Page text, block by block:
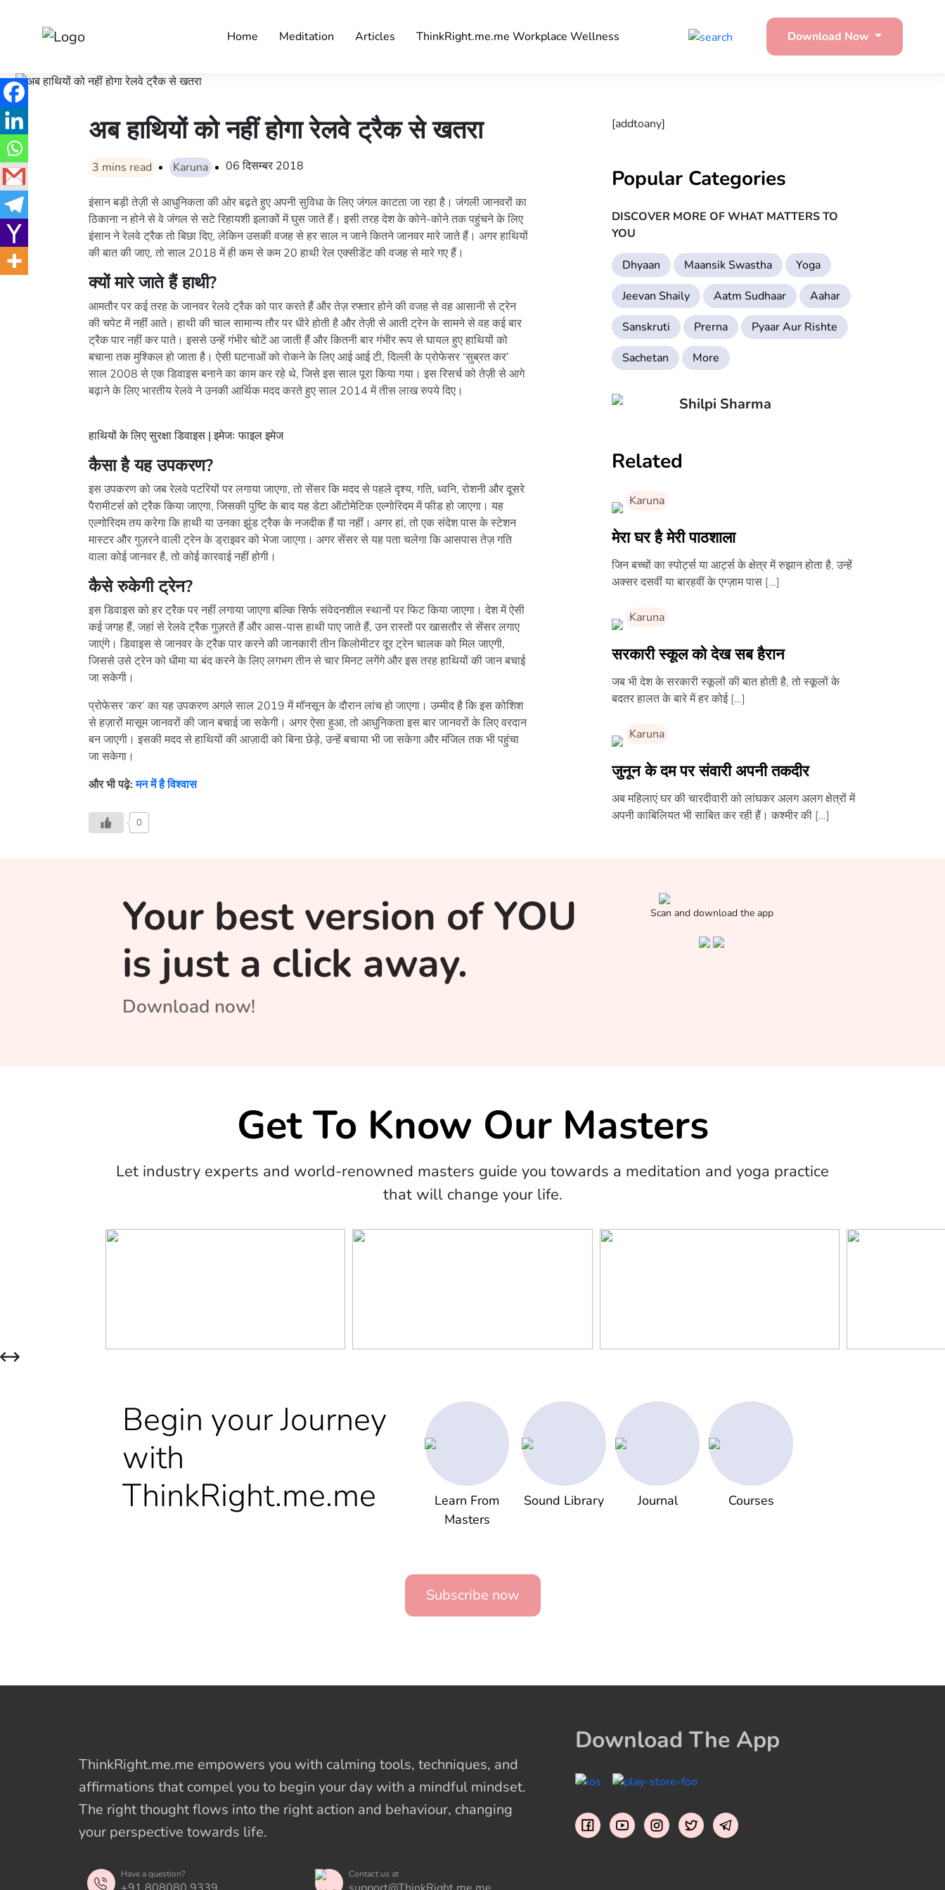
Home Meditation Articles ThinkRight.me.me Workplace Wellness Download Now
अब हाथियों को नहीं होगा रेलवे ट्रैक से खतरा
3 mins read Karuna 06 दिसम्बर 2018
इंसान बड़ी तेज़ी से आधुनिकता की ओर बढ़ते हुए अपनी सुविधा के लिए जंगल काटता जा रहा है। जंगली जानवरों का
ठिकाना न होने से वे जंगल से सटे रिहायशी इलाकों में घुस जाते हैं। इसी तरह देश के कोने-कोने तक पहुंचने के लिए
इंसान ने रेलवे ट्रैक तो बिछा दिए, लेकिन उसकी वजह से हर साल न जाने कितने जानवर मारे जाते हैं। अगर हाथियों
की बात की जाए, तो साल 2018 में ही कम से कम 20 हाथी रेल एक्सीडेंट की वजह से मारे गए हैं।
क्यों मारे जाते हैं हाथी?
आमतौर पर कई तरह के जानवर रेलवे ट्रैक को पार करते हैं और तेज़ रफ्तार होने की वजह से वह आसानी से ट्रेन
की चपेट में नहीं आते। हाथी की चाल सामान्य तौर पर धीरे होती है और तेज़ी से आती ट्रेन के सामने से वह कई बार
ट्रैक पार नहीं कर पाते। इससे उन्हें गंभीर चोटें आ जाती हैं और कितनी बार गंभीर रूप से घायल हुए हाथियों को
बचाना तक मुश्किल हो जाता है। ऐसी घटनाओं को रोकने के लिए आई आई टी, दिल्ली के प्रोफेसर ‘सुब्रत कर’
साल 2008 से एक डिवाइस बनाने का काम कर रहे थे, जिसे इस साल पूरा किया गया। इस रिसर्च को तेज़ी से आगे
बढ़ाने के लिए भारतीय रेलवे ने उनकी आर्थिक मदद करते हुए साल 2014 में तीस लाख रुपये दिए।
हाथियों के लिए सुरक्षा डिवाइस | इमेजः फाइल इमेज
कैसा है यह उपकरण?
इस उपकरण को जब रेलवे पटरियों पर लगाया जाएगा, तो सेंसर कि मदद से पहले दृश्य, गति, ध्वनि, रोशनी और दूसरे
पैरामीटर्स को ट्रैक किया जाएगा, जिसकी पुष्टि के बाद यह डेटा ऑटोमेटिक एल्गोरिदम में फीड हो जाएगा। यह
एल्गोरिदम तय करेगा कि हाथी या उनका झुंड ट्रैक के नजदीक हैं या नहीं। अगर हां, तो एक संदेश पास के स्टेशन
मास्टर और गुज़रने वाली ट्रेन के ड्राइवर को भेजा जाएगा। अगर सेंसर से यह पता चलेगा कि आसपास तेज़ गति
वाला कोई जानवर है, तो कोई कारवाई नहीं होगी।
कैसे रुकेगी ट्रेन?
इस डिवाइस को हर ट्रैक पर नहीं लगाया जाएगा बल्कि सिर्फ संवेदनशील स्थानों पर फिट किया जाएगा। देश में ऐसी
कई जगह हैं, जहां से रेलवे ट्रैक गुज़रते हैं और आस-पास हाथी पाए जाते हैं, उन रास्तों पर खासतौर से सेंसर लगाए
जाएंगे। डिवाइस से जानवर के ट्रैक पार करने की जानकारी तीन किलोमीटर दूर ट्रेन चालक को मिल जाएगी,
जिससे उसे ट्रेन को धीमा या बंद करने के लिए लगभग तीन से चार मिनट लगेंगे और इस तरह हाथियों की जान बचाई
जा सकेगी।
प्रोफेसर ‘कर’ का यह उपकरण अगले साल 2019 में मॉनसून के दौरान लांच हो जाएगा। उम्मीद है कि इस कोशिश
से हज़ारों मासूम जानवरों की जान बचाई जा सकेगी। अगर ऐसा हुआ, तो आधुनिकता इस बार जानवरों के लिए वरदान
बन जाएगी। इसकी मदद से हाथियों की आज़ादी को बिना छेड़े, उन्हें बचाया भी जा सकेगा और मंजिल तक भी पहुंचा
जा सकेगा।
और भी पढ़े:मन में है विश्वास
0
[addtoany]
Popular Categories
DISCOVER MORE OF WHAT MATTERS TO
YOU
Dhyaan Maansik Swastha
Yoga
Jeevan Shaily
Aatm Sudhaar
Aahar
Sanskruti
Prerna
Pyaar Aur Rishte
Sachetan
More
Shilpi Sharma
Related
Karuna
मेरा घर है मेरी पाठशाला
जिन बच्चों का स्पोर्ट्स या आर्ट्स के क्षेत्र में रुझान होता है, उन्हें
अक्सर दसवीं या बारहवीं के एग्ज़ाम पास […]
Karuna
सरकारी स्कूल को देख सब हैरान
जब भी देश के सरकारी स्कूलों की बात होती है, तो स्कूलों के
बदतर हालत के बारे में हर कोई […]
Karuna
जुनून के दम पर संवारी अपनी तकदीर
अब महिलाएं घर की चारदीवारी को लांघकर अलग अलग क्षेत्रों में
अपनी काबिलियत भी साबित कर रही हैं। कश्मीर की […]
Your best version of YOU
is just a click away.
Download now!
Scan and download the app
Get To Know Our Masters
Let industry experts and world-renowned masters guide you towards a meditation and yoga practice
that will change your life.
Begin your Journey
with
ThinkRight.me.me
Learn From
Masters
Sound Library Journal Courses
Subscribe now
ThinkRight.me.me empowers you with calming tools, techniques, and
affirmations that compel you to begin your day with a mindful mindset.
The right thought flows into the right action and behaviour, changing
your perspective towards life.
Have a question? Contact us at
Download The App